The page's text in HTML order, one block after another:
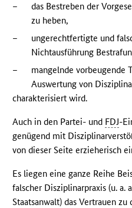
–
das Bestreben der
zu heben,
–
ungerechtfertigte und
Nichtausführung
–
mangelnde vorbeugende
Auswertung von
charakterisiert wird.
Auch in den Partei- und FDJ-
genügend mit
von dieser Seite erzieherisch
Es liegen eine ganze Reihe
falscher Disziplinarpraxis (u. a.
Staatsanwalt) das Vertrauen